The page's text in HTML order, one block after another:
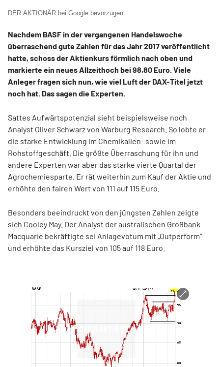
DER AKTIONÄR bei Google bevorzugen
Nachdem BASF in der vergangenen Handelswoche
überraschend gute Zahlen für das Jahr 2017 veröffentlicht
hatte, schoss der Aktienkurs förmlich nach oben und
markierte ein neues Allzeithoch bei 98,80 Euro. Viele
Anleger fragen sich nun, wie viel Luft der DAX-Titel jetzt
noch hat. Das sagen die Experten.
Sattes Aufwärtspotenzial sieht beispielsweise noch
Analyst Oliver Schwarz von Warburg Research. So lobte er
die starke Entwicklung im Chemikalien- sowie im
Rohstoffgeschäft. Die größte Überraschung für ihn und
andere Experten war aber das starke vierte Quartal der
Agrochemiesparte. Er rät weiterhin zum Kauf der Aktie und
erhöhte den fairen Wert von 111 auf 115 Euro.
Besonders beeindruckt von den jüngsten Zahlen zeigte
sich Cooley May. Der Analyst der australischen Großbank
Macquarie bekräftigte sei Anlagevotum mit „Outperform“
und erhöhte das Kursziel von 105 auf 118 Euro.